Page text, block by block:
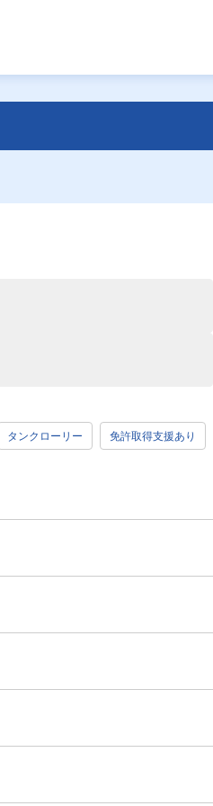
タンクローリー 免許取得支援あり